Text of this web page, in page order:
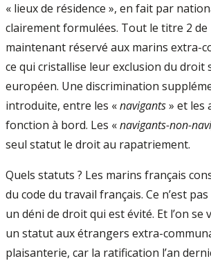
« lieux de résidence », en fait par
clairement formulées. Tout le titre 2 de
maintenant réservé aux marins extra-
ce qui cristallise leur exclusion du droit
européen. Une discrimination
introduite, entre les «navigants» et les
fonction à bord. Les «navigants-non-
seul statut le droit au rapatriement.
Quels statuts ? Les marins français
du code du travail français. Ce n’est
un déni de droit qui est évité. Et l’on se
un statut aux étrangers extra-
plaisanterie, car la ratification l’an